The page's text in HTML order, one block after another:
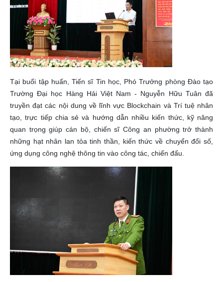
Tại buổi tập huấn, Tiến sĩ Tin học, Phó Trưởng phòng Đào tạo
Trường Đại học Hàng Hải Việt Nam - Nguyễn Hữu Tuân đã
truyền đạt các nội dung về lĩnh vực Blockchain và Trí tuệ nhân
tạo, trực tiếp chia sẻ và hướng dẫn nhiều kiến thức, kỹ năng
quan trọng giúp cán bộ, chiến sĩ Công an phường trở thành
những hạt nhân lan tỏa tinh thần, kiến thức về chuyển đổi số,
ứng dụng công nghệ thông tin vào công tác, chiến đấu.